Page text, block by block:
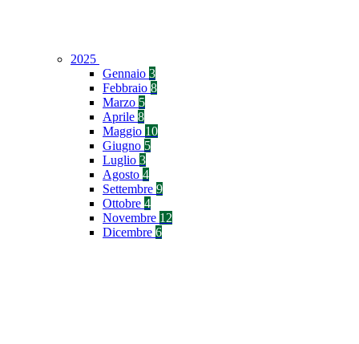
2025
Gennaio 3
Febbraio 8
Marzo 5
Aprile 8
Maggio 10
Giugno 5
Luglio 3
Agosto 4
Settembre 9
Ottobre 4
Novembre 12
Dicembre 6